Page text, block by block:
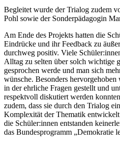
Begleitet wurde der Trialog zudem
Pohl sowie der Sonderpädagogin
Am Ende des Projekts hatten die
Eindrücke und ihr Feedback zu
durchweg positiv. Viele
Alltag zu selten über solch wichtige
gesprochen werde und man sich
wünsche. Besonders
in der ehrliche Fragen gestellt und
respektvoll diskutiert werden
zudem, dass sie durch den Trialog
Komplexität der Thematik
die Schüler:innen entstanden
das Bundesprogramm „Demokratie